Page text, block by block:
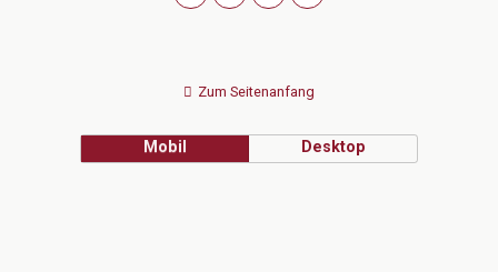
Zum Seitenanfang
Mobil Desktop